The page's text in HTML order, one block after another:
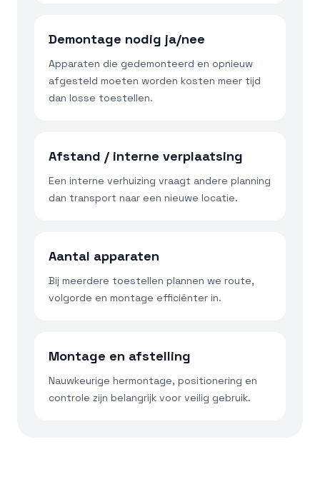
Demontage nodig ja/nee
Apparaten die gedemonteerd en opnieuw
afgesteld moeten worden kosten meer tijd
dan losse toestellen.
Afstand / interne verplaatsing
Een interne verhuizing vraagt andere planning
dan transport naar een nieuwe locatie.
Aantal apparaten
Bij meerdere toestellen plannen we route,
volgorde en montage efficiënter in.
Montage en afstelling
Nauwkeurige hermontage, positionering en
controle zijn belangrijk voor veilig gebruik.